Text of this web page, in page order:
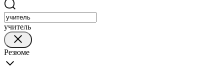
учитель
Резюме